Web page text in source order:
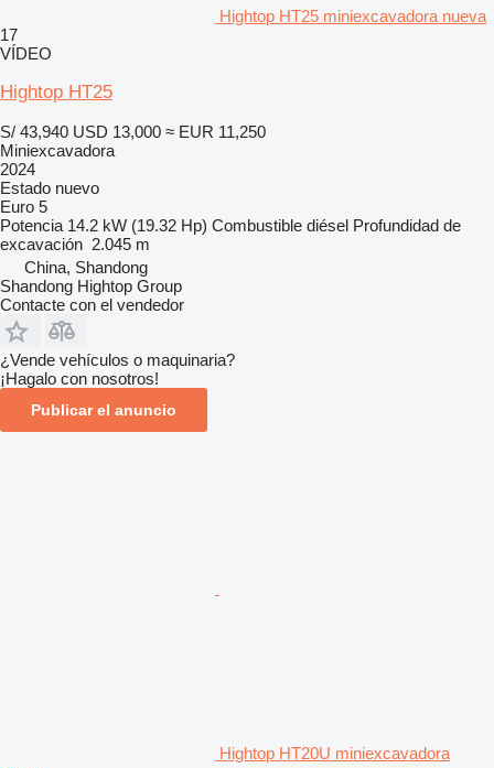
Hightop HT25 miniexcavadora nueva
17
VÍDEO
Hightop HT25
S/ 43,940 USD 13,000 ≈ EUR 11,250
Miniexcavadora
2024
Estado nuevo
Euro 5
Potencia 14.2 kW (19.32 Hp) Combustible diésel Profundidad de
excavación 2.045 m
China, Shandong
Shandong Hightop Group
Contacte con el vendedor
¿Vende vehículos o maquinaria?
¡Hagalo con nosotros!
Publicar el anuncio
Hightop HT20U miniexcavadora